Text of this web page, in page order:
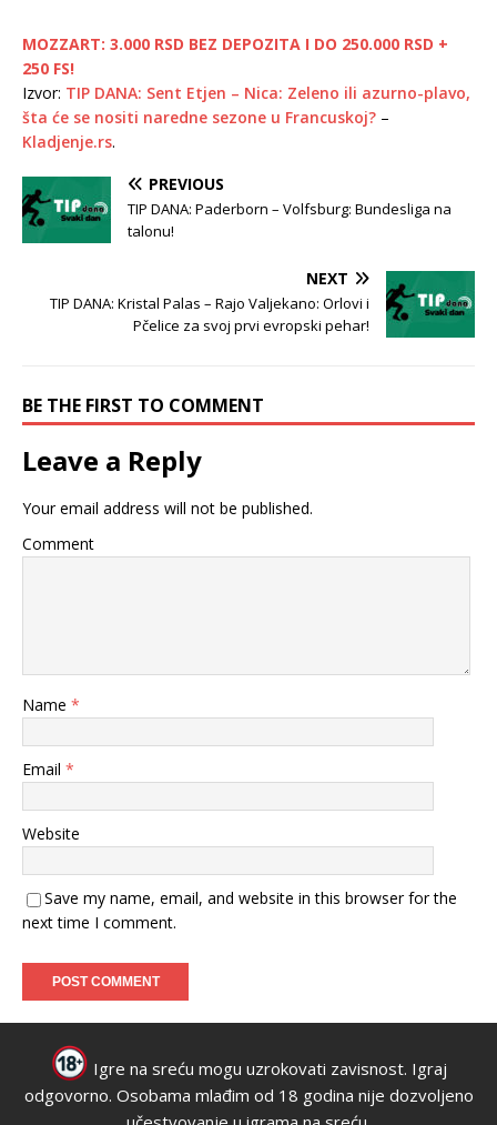
MOZZART: 3.000 RSD BEZ DEPOZITA I DO 250.000 RSD +
250 FS!
Izvor: TIP DANA: Sent Etjen – Nica: Zeleno ili azurno-plavo,
šta će se nositi naredne sezone u Francuskoj? –
Kladjenje.rs.
PREVIOUS
TIP DANA: Paderborn – Volfsburg: Bundesliga na
talonu!
NEXT
TIP DANA: Kristal Palas – Rajo Valjekano: Orlovi i
Pčelice za svoj prvi evropski pehar!
BE THE FIRST TO COMMENT
Leave a Reply
Your email address will not be published.
Comment
Name *
Email *
Website
Save my name, email, and website in this browser for the
next time I comment.
Igre na sreću mogu uzrokovati zavisnost. Igraj
odgovorno. Osobama mlađim od 18 godina nije dozvoljeno